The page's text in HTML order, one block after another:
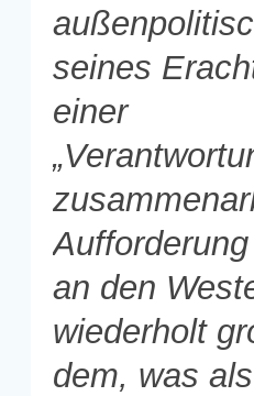
seines
einer
an den
wiederholt
dem, was